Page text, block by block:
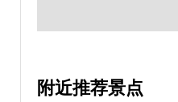
附近推荐景点